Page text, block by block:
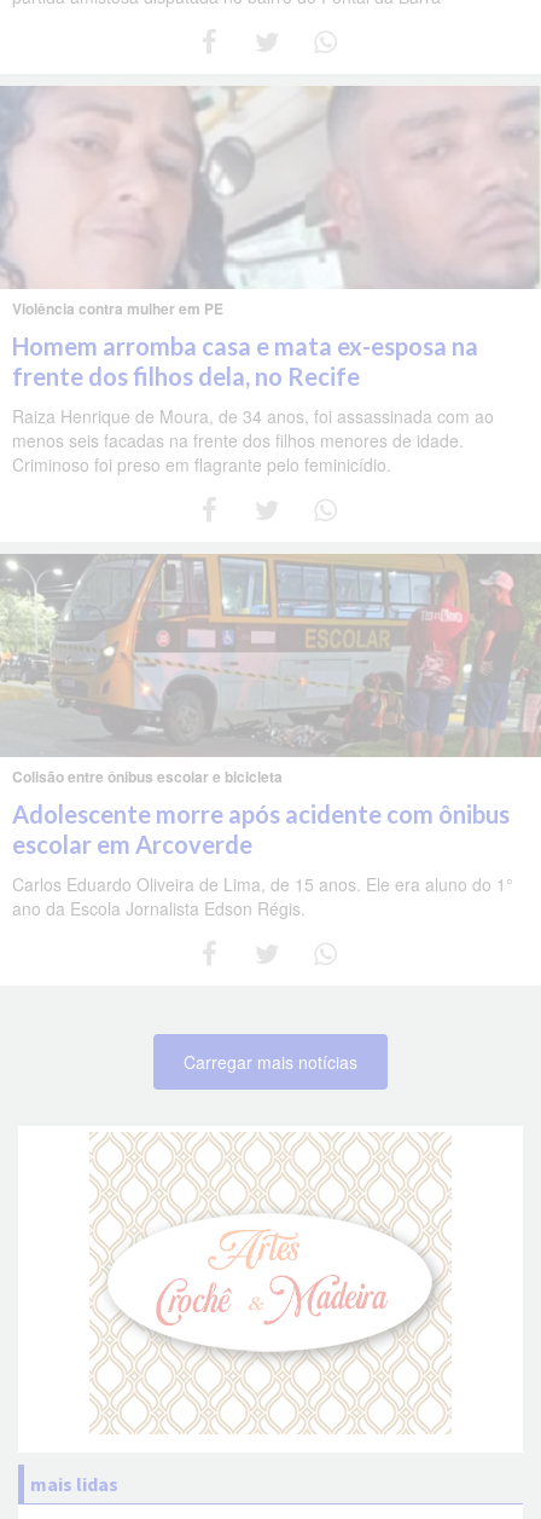
Violência contra mulher em PE
Homem arromba casa e mata ex-esposa na
frente dos filhos dela, no Recife
Raiza Henrique de Moura, de 34 anos, foi assassinada com ao
menos seis facadas na frente dos filhos menores de idade.
Criminoso foi preso em flagrante pelo feminicídio.
Colisão entre ônibus escolar e bicicleta
Adolescente morre após acidente com ônibus
escolar em Arcoverde
Carlos Eduardo Oliveira de Lima, de 15 anos. Ele era aluno do 1°
ano da Escola Jornalista Edson Régis.
Carregar mais notícias
mais lidas